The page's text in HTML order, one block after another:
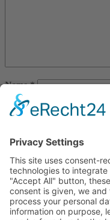
Name*
Email*
time I comment.